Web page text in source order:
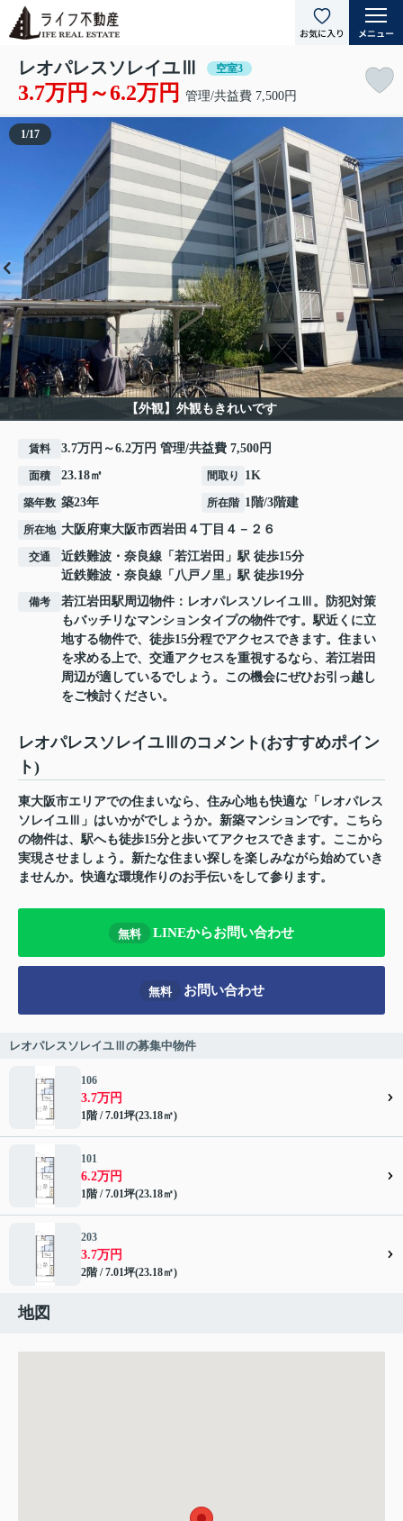
レオパレスソレイユⅢ 空室3
3.7万円～6.2万円 管理/共益費 7,500円
【外観】外観もきれいです
1/17
賃料 3.7万円～6.2万円 管理/共益費 7,500円
面積 23.18㎡ 間取り 1K
築年数 築23年 所在階 1階/3階建
所在地 大阪府東大阪市西岩田 ４丁目４－２６
交通 近鉄難波・奈良線 「 若江岩田 」駅 徒歩15分
近鉄難波・奈良線 「 八戸ノ里 」駅 徒歩19分
備考
若江岩田駅周辺物件：レオパレスソレイユⅢ。防犯対策
もバッチリなマンションタイプの物件です。駅近くに立
地する物件で、徒歩15分程でアクセスできます。住まい
を求める上で、交通アクセスを重視するなら、若江岩田
周辺が適しているでしょう。この機会にぜひお引っ越し
をご検討ください。
レオパレスソレイユⅢのコメント(おすすめポイン
ト)
東大阪市エリアでの住まいなら、住み心地も快適な「レオパレス
ソレイユⅢ」はいかがでしょうか。新築マンションです。こちら
の物件は、駅へも徒歩15分と歩いてアクセスできます。ここから
実現させましょう。新たな住まい探しを楽しみながら始めていき
ませんか。快適な環境作りのお手伝いをして参ります。
無料 LINEからお問い合わせ
無料 お問い合わせ
レオパレスソレイユⅢの募集中物件
106
3.7万円
1階 / 7.01坪(23.18㎡)
101
6.2万円
1階 / 7.01坪(23.18㎡)
203
3.7万円
2階 / 7.01坪(23.18㎡)
地図